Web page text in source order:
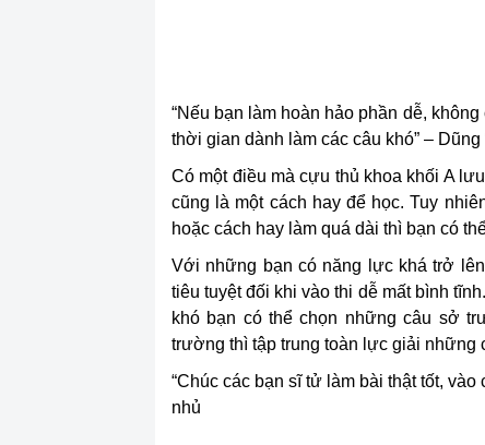
“Nếu bạn làm hoàn hảo phần dễ,
thời gian dành làm các câu khó” – Dũng
Có một điều mà cựu thủ khoa khối A
cũng là một cách hay để học. Tuy
hoặc cách hay làm quá dài thì bạn có
Với những bạn có năng lực khá trở
tiêu tuyệt đối khi vào thi dễ mất bình
khó bạn có thể chọn những câu sở
trường thì tập trung toàn lực giải những
“Chúc các bạn sĩ tử làm bài thật tốt,
nhủ